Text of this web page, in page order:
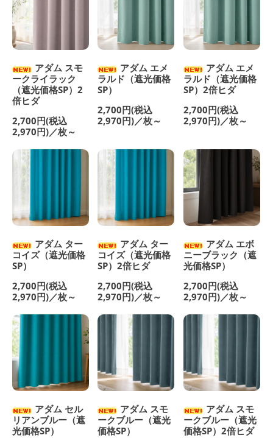
アダム スモ
ークライラック
（遮光価格SP）2
倍ヒダ
2,700円(税込
2,970円)／枚～
アダム エメ
ラルド（遮光価格
SP）
2,700円(税込
2,970円)／枚～
アダム エメ
ラルド（遮光価格
SP）2倍ヒダ
2,700円(税込
2,970円)／枚～
アダム ター
コイズ（遮光価格
SP）
2,700円(税込
2,970円)／枚～
アダム ター
コイズ（遮光価格
SP）2倍ヒダ
2,700円(税込
2,970円)／枚～
アダム エボ
ニーブラック（遮
光価格SP）
2,700円(税込
2,970円)／枚～
アダム セル
リアンブルー（遮
光価格SP）
アダム スモ
ークブルー（遮光
価格SP）
アダム スモ
ークブルー（遮光
価格SP）2倍ヒダ